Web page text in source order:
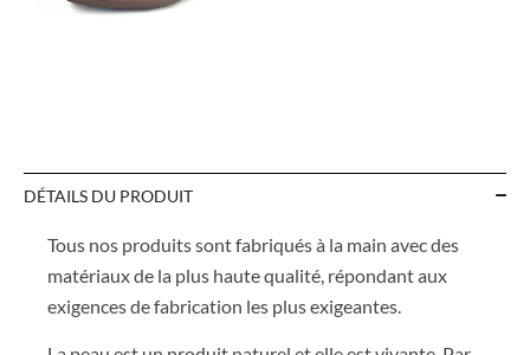
DÉTAILS DU PRODUIT
Tous nos produits sont fabriqués à la main avec des
matériaux de la plus haute qualité, répondant aux
exigences de fabrication les plus exigeantes.